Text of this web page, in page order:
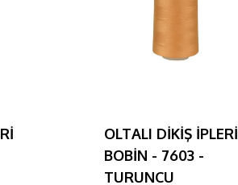
OLTALI DİKİŞ İPLERİ
BOBİN - 7603 -
TURUNCU